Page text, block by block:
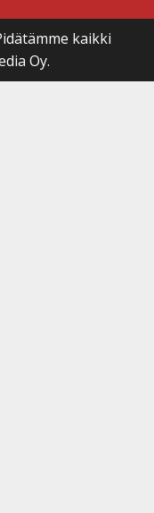
kaikki
Oy.